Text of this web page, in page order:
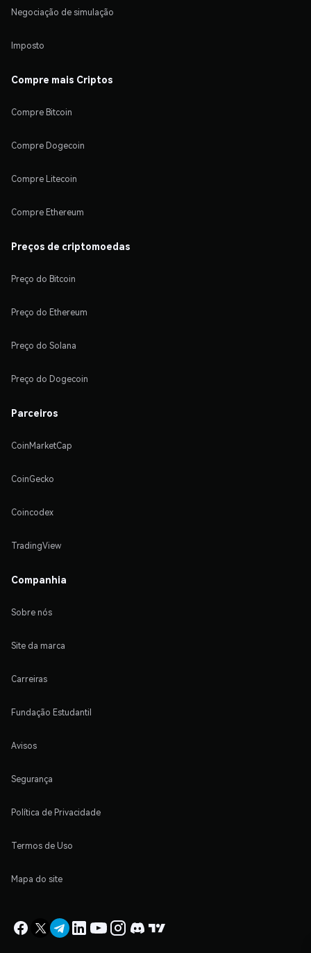
Negociação de simulação
Imposto
Compre mais Criptos
Compre Bitcoin
Compre Dogecoin
Compre Litecoin
Compre Ethereum
Preços de criptomoedas
Preço do Bitcoin
Preço do Ethereum
Preço do Solana
Preço do Dogecoin
Parceiros
CoinMarketCap
CoinGecko
Coincodex
TradingView
Companhia
Sobre nós
Site da marca
Carreiras
Fundação Estudantil
Avisos
Segurança
Política de Privacidade
Termos de Uso
Mapa do site